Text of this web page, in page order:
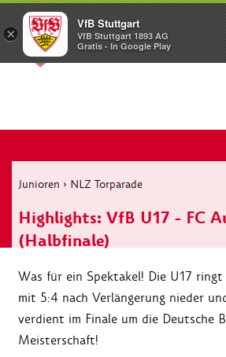
Junioren › NLZ Torparade
Highlights: VfB U17 - FC
(Halbfinale)
Was für ein Spektakel! Die U17 ringt
mit 5:4 nach Verlängerung nieder
verdient im Finale um die Deutsche
Meisterschaft!
×
VfB Stuttgart
VfB Stuttgart 1893 AG
Gratis - In Google Play